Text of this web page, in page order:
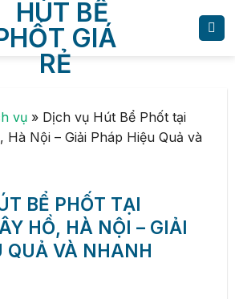
vụ » Dịch vụ Hút Bể Phốt tại
Hà Nội – Giải Pháp Hiệu Quả và
BỂ PHỐT TẠI
HỒ, HÀ NỘI – GIẢI
QUẢ VÀ NHANH